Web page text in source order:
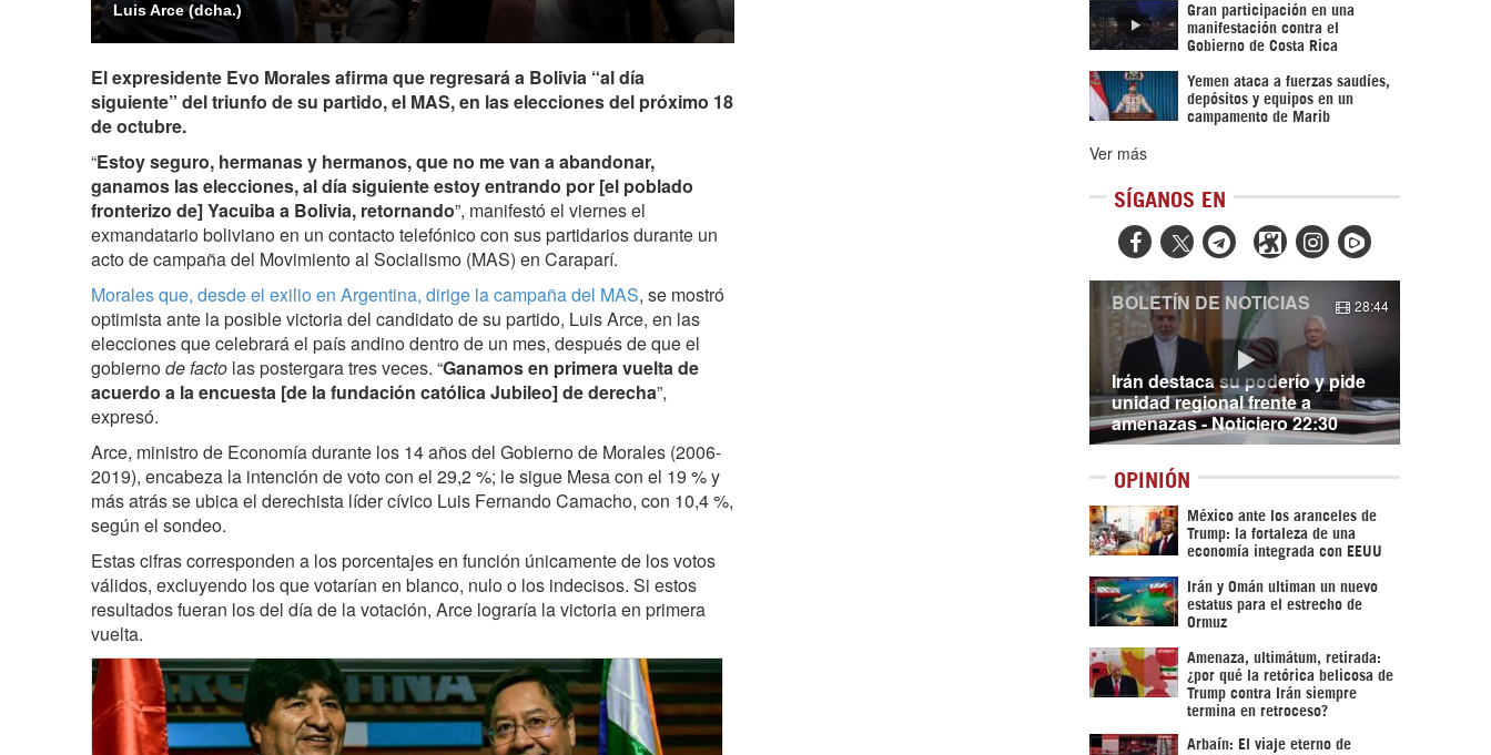
Luis Arce (dcha.)
El expresidente Evo Morales afirma que regresará a Bolivia “al día
siguiente” del triunfo de su partido, el MAS, en las elecciones del próximo 18
de octubre.
“Estoy seguro, hermanas y hermanos, que no me van a abandonar,
ganamos las elecciones, al día siguiente estoy entrando por [el poblado
fronterizo de] Yacuiba a Bolivia, retornando”, manifestó el viernes el
exmandatario boliviano en un contacto telefónico con sus partidarios durante un
acto de campaña del Movimiento al Socialismo (MAS) en Caraparí.
Morales que, desde el exilio en Argentina, dirige la campaña del MAS, se mostró
optimista ante la posible victoria del candidato de su partido, Luis Arce, en las
elecciones que celebrará el país andino dentro de un mes, después de que el
gobiernode facto las postergara tres veces. “Ganamos en primera vuelta de
acuerdo a la encuesta [de la fundación católica Jubileo] de derecha”,
expresó.
Arce, ministro de Economía durante los 14 años del Gobierno de Morales (2006-
2019), encabeza la intención de voto con el 29,2 %; le sigue Mesa con el 19 % y
más atrás se ubica el derechista líder cívico Luis Fernando Camacho, con 10,4 %,
según el sondeo.
Estas cifras corresponden a los porcentajes en función únicamente de los votos
válidos, excluyendo los que votarían en blanco, nulo o los indecisos. Si estos
resultados fueran los del día de la votación, Arce lograría la victoria en primera
vuelta.
Gran participación en una
manifestación contra el
Gobierno de Costa Rica
Yemen ataca a fuerzas saudíes,
depósitos y equipos en un
campamento de Marib
Ver más
SÍGANOS EN
  
Irán destaca su poderío y pide
unidad regional frente a
amenazas - Noticiero 22:30
BOLETÍN DE NOTICIAS 28:44
OPINIÓN
México ante los aranceles de
Trump: la fortaleza de una
economía integrada con EEUU
Irán y Omán ultiman un nuevo
estatus para el estrecho de
Ormuz
Amenaza, ultimátum, retirada:
¿por qué la retórica belicosa de
Trump contra Irán siempre
termina en retroceso?
Arbaín: El viaje eterno de